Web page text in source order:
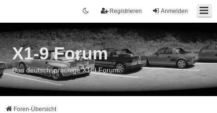
Anmelden
Registrieren
X1-9 Forum
Das deutschsprachige X1/9 Forum
Foren-Übersicht